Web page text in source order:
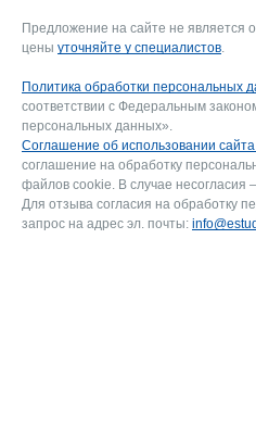
Предложение на сайте не является
цены уточняйте у специалистов.
Политика обработки персональных
соответствии с Федеральным
персональных данных».
Соглашение об использовании
соглашение на обработку
файлов cookie. В случае несогласия
Для отзыва согласия на обработку
запрос на адрес эл. почты: